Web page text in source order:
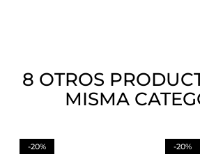
8 OTROS
MISMA
-20% -20%